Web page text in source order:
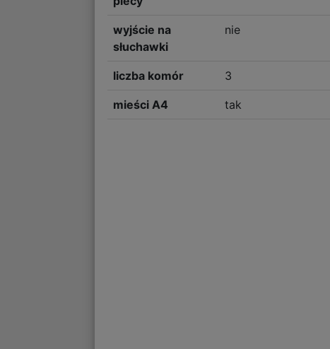
wyjście na
słuchawki
nie
liczba komór 3
mieści A4 tak